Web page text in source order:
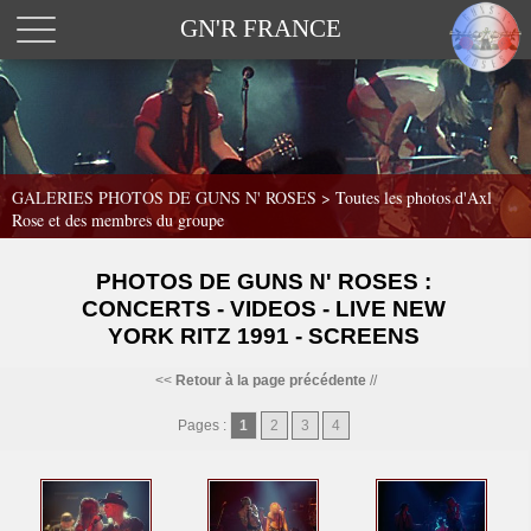
GN'R FRANCE
GALERIES PHOTOS DE GUNS N' ROSES > Toutes les photos d'Axl
Rose et des membres du groupe
PHOTOS DE GUNS N' ROSES :
CONCERTS - VIDEOS - LIVE NEW
YORK RITZ 1991 - SCREENS
<< Retour à la page précédente//
Pages : 1 2 3 4